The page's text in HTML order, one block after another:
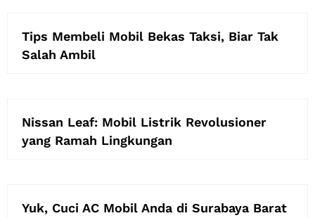
Tips Membeli Mobil Bekas Taksi, Biar Tak
Salah Ambil
Nissan Leaf: Mobil Listrik Revolusioner
yang Ramah Lingkungan
Yuk, Cuci AC Mobil Anda di Surabaya Barat